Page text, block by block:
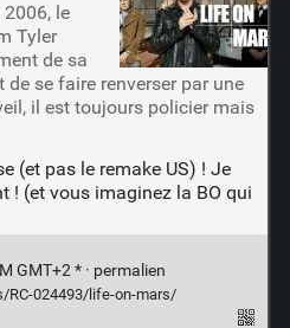
le
Tyler
de sa
se faire renverser par une
il est toujours policier mais
(et pas le remake US) ! Je
! (et vous imaginez la BO qui
GMT+2 * · permalien
024493/life-on-mars/